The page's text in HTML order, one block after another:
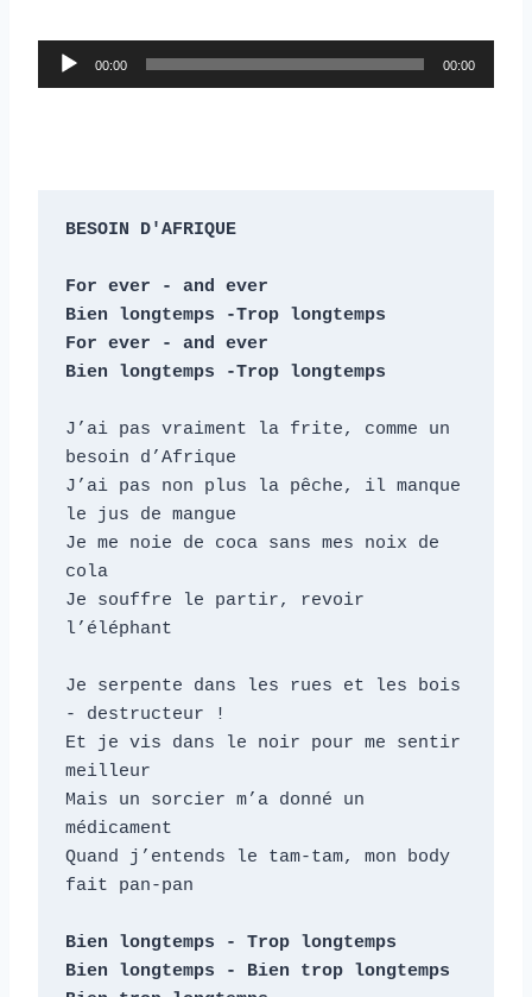
e
00:00 00:00
BESOIN D'AFRIQUE
For ever - and ever
Bien longtemps -Trop longtemps
For ever - and ever
Bien longtemps -Trop longtemps
J’ai pas vraiment la frite, comme un
besoin d’Afrique
J’ai pas non plus la pêche, il manque
le jus de mangue
Je me noie de coca sans mes noix de
cola
Je souffre le partir, revoir
l’éléphant
Je serpente dans les rues et les bois
- destructeur !
Et je vis dans le noir pour me sentir
meilleur
Mais un sorcier m’a donné un
médicament
Quand j’entends le tam-tam, mon body
fait pan-pan
Bien longtemps - Trop longtemps
Bien longtemps - Bien trop longtemps